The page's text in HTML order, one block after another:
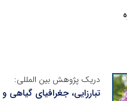
دریک پژوهش بین المللی:
تبارزایی، جغرافیای